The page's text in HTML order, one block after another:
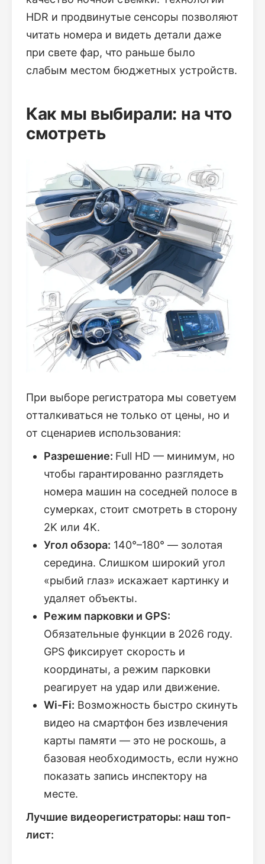
HDR и продвинутые сенсоры позволяют
читать номера и видеть детали даже
при свете фар, что раньше было
слабым местом бюджетных устройств.
Как мы выбирали: на что
смотреть
При выборе регистратора мы советуем
отталкиваться не только от цены, но и
от сценариев использования:
Разрешение: Full HD — минимум, но
чтобы гарантированно разглядеть
номера машин на соседней полосе в
сумерках, стоит смотреть в сторону
2K или 4K.
Угол обзора: 140°–180° — золотая
середина. Слишком широкий угол
«рыбий глаз» искажает картинку и
удаляет объекты.
Режим парковки и GPS:
Обязательные функции в 2026 году.
GPS фиксирует скорость и
координаты, а режим парковки
реагирует на удар или движение.
Wi-Fi: Возможность быстро скинуть
видео на смартфон без извлечения
карты памяти — это не роскошь, а
базовая необходимость, если нужно
показать запись инспектору на
месте.
Лучшие видеорегистраторы: наш топ-
лист: